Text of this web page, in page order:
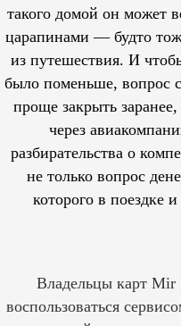
такого домой он может
царапинами — будто
из путешествия. И
было поменьше, вопрос
проще закрыть
через
разбирательства о
не только вопрос
которого в поездке и
Владельцы карт Mir
воспользоваться